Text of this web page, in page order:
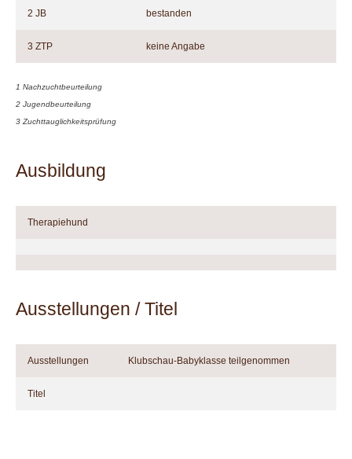
2 JB bestanden
3 ZTP keine Angabe
1 Nachzuchtbeurteilung
2 Jugendbeurteilung
3 Zuchttauglichkeitsprüfung
Ausbildung
Therapiehund
Ausstellungen / Titel
Ausstellungen Klubschau-Babyklasse teilgenommen
Titel